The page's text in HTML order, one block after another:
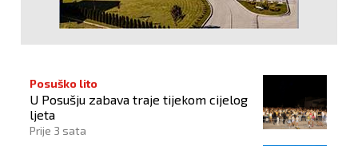
Posuško lito
U Posušju zabava traje tijekom cijelog
ljeta
Prije 3 sata